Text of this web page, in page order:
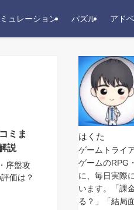
ュレーション パズル アド
ミま
説
序盤攻
価は？
はくた
ゲームトライ
ゲームのRPG
に、毎日実際
います。「課
る？」「結局